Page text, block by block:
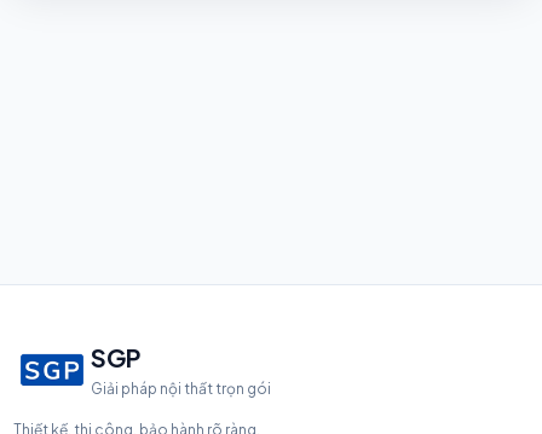
SGP
Giải pháp nội thất trọn gói
Thiết kế, thi công, bảo hành rõ ràng.